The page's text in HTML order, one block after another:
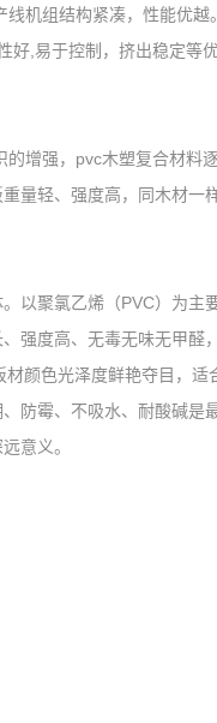
机组结构紧凑，性能优
,易于控制，挤出稳定等
增强，pvc木塑复合材料
量轻、强度高，同木材一
以聚氯乙烯（PVC）为主
强度高、无毒无味无甲醛
颜色光泽度鲜艳夺目，适
防霉、不吸水、耐酸碱是
意义。